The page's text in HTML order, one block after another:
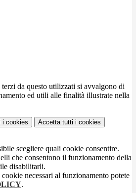
da questo utilizzati si avvalgono di
ed utili alle finalità illustrate nella
i cookies Accetta tutti i cookies
scegliere quali cookie consentire.
che consentono il funzionamento della
disabilitarli.
necessari al funzionamento potete
.